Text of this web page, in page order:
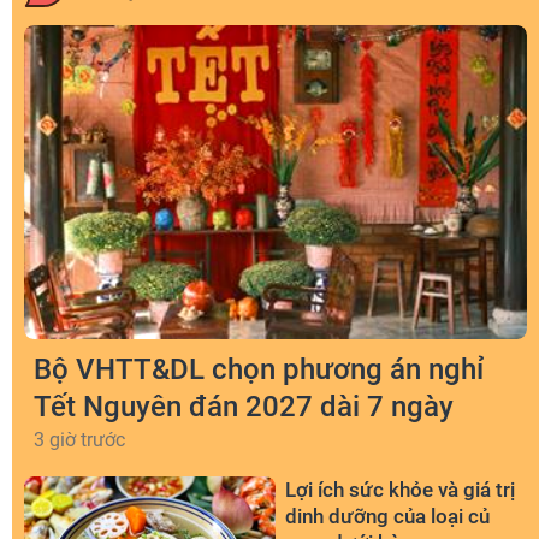
Bộ VHTT&DL chọn phương án nghỉ
Tết Nguyên đán 2027 dài 7 ngày
3 giờ trước
Lợi ích sức khỏe và giá trị
dinh dưỡng của loại củ